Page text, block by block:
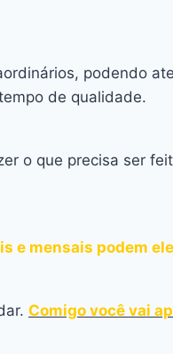
podendo
de qualidade.
o que precisa ser
e mensais podem
Comigo você vai